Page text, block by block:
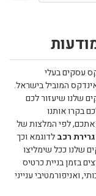
עסקים בעלי
המוביל בישראל.
שלנו שיעזור לכם
בקרו אותנו
אתכם, לפי המלצות של
גרירת רכבלדוגמא וכך
שלנו ככל שימליצו
בזמן בניית כרטיס
ואניפורמטיבי ענייני